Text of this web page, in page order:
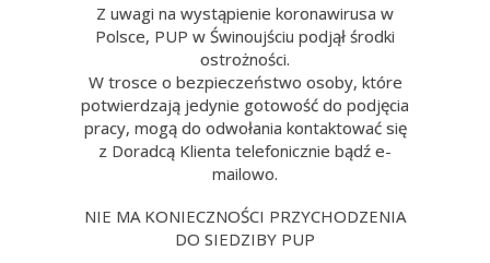
Z uwagi na wystąpienie koronawirusa w
Polsce, PUP w Świnoujściu podjął środki
ostrożności.
W trosce o bezpieczeństwo osoby, które
potwierdzają jedynie gotowość do podjęcia
pracy, mogą do odwołania kontaktować się
z Doradcą Klienta telefonicznie bądź e-
mailowo.
NIE MA KONIECZNOŚCI PRZYCHODZENIA
DO SIEDZIBY PUP